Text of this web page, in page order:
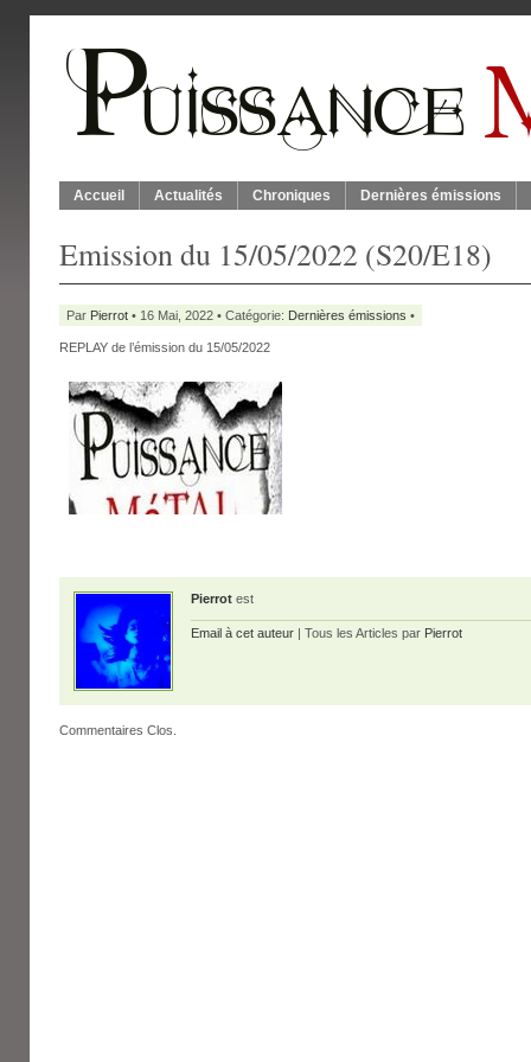
Accueil Actualités Chroniques Dernières émissions
Emission du 15/05/2022 (S20/E18)
Par Pierrot • 16 Mai, 2022 • Catégorie: Dernières émissions •
REPLAY de l’émission du 15/05/2022
Pierrot est
Email à cet auteur | Tous les Articles par Pierrot
Commentaires Clos.